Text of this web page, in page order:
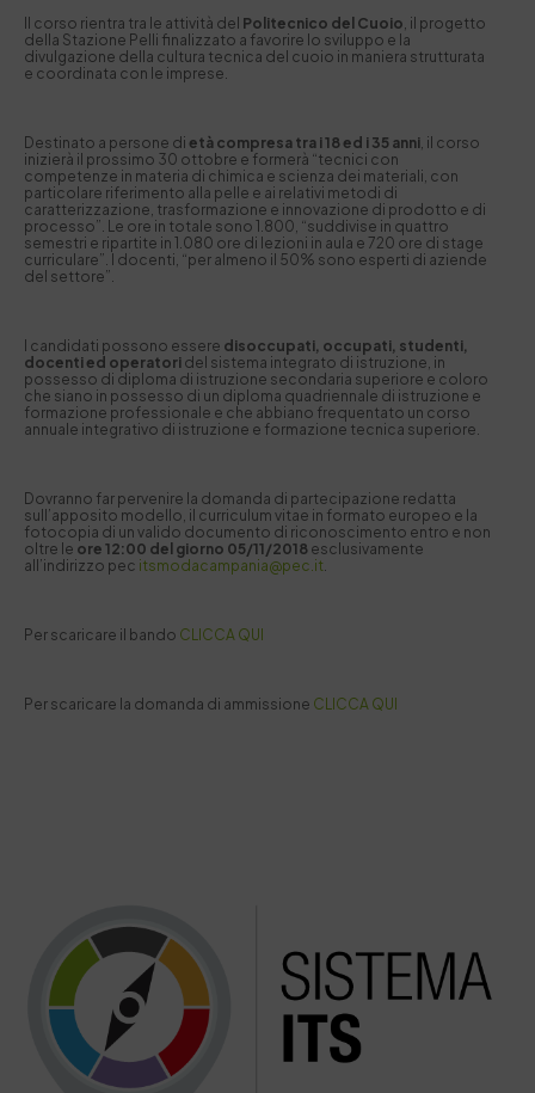
Il corso rientra tra le attività del Politecnico del Cuoio, il progetto
della Stazione Pelli finalizzato a favorire lo sviluppo e la
divulgazione della cultura tecnica del cuoio in maniera strutturata
e coordinata con le imprese.
Destinato a persone di età compresa tra i 18 ed i 35 anni, il corso
inizierà il prossimo 30 ottobre e formerà “tecnici con
competenze in materia di chimica e scienza dei materiali, con
particolare riferimento alla pelle e ai relativi metodi di
caratterizzazione, trasformazione e innovazione di prodotto e di
processo”. Le ore in totale sono 1.800, “suddivise in quattro
semestri e ripartite in 1.080 ore di lezioni in aula e 720 ore di stage
curriculare”. I docenti, “per almeno il 50% sono esperti di aziende
del settore”.
I candidati possono essere disoccupati, occupati, studenti,
docenti ed operatori del sistema integrato di istruzione, in
possesso di diploma di istruzione secondaria superiore e coloro
che siano in possesso di un diploma quadriennale di istruzione e
formazione professionale e che abbiano frequentato un corso
annuale integrativo di istruzione e formazione tecnica superiore.
Dovranno far pervenire la domanda di partecipazione redatta
sull’apposito modello, il curriculum vitae in formato europeo e la
fotocopia di un valido documento di riconoscimento entro e non
oltre le ore 12:00 del giorno 05/11/2018 esclusivamente
all’indirizzo pec itsmodacampania@pec.it.
Per scaricare il bando CLICCA QUI
Per scaricare la domanda di ammissione CLICCA QUI